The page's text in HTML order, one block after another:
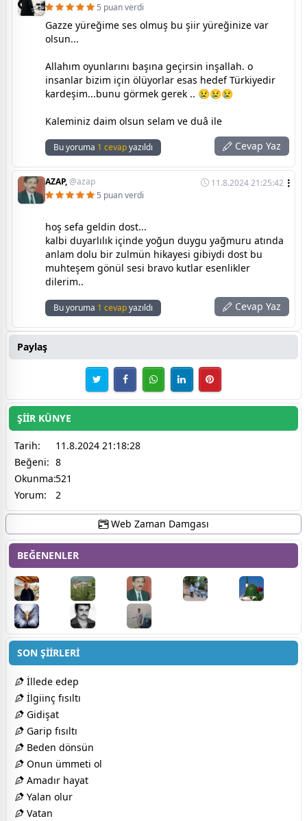
5 puan verdi
Gazze yüreğime ses olmuş bu şiir yüreğinize var
olsun...
Allahım oyunlarını başına geçirsin inşallah. o
insanlar bizim için ölüyorlar esas hedef Türkiyedir
kardeşim...bunu görmek gerek .. 😢😢😢
Kaleminiz daim olsun selam ve duâ ile
Bu yoruma 1 cevapyazıldı Cevap Yaz
AZAP,@azap
11.8.2024 21:25:42
5 puan verdi
hoş sefa geldin dost...
kalbi duyarlılık içinde yoğun duygu yağmuru atında
anlam dolu bir zulmün hikayesi gibiydi dost bu
muhteşem gönül sesi bravo kutlar esenlikler
dilerim..
Bu yoruma 1 cevapyazıldı Cevap Yaz
Paylaş
ŞİİR KÜNYE
Tarih:
11.8.2024 21:18:28
Beğeni: 8
Okunma:521
Yorum:
2
Web Zaman Damgası
BEĞENENLER
SON ŞİİRLERİ
İllede edep
İlgiinç fısıltı
Gidişat
Garip fısıltı
Beden dönsün
Onun ümmeti ol
Amadır hayat
Yalan olur
Vatan